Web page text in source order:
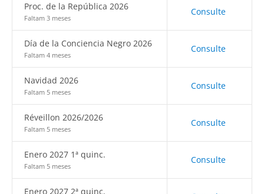
Proc. de la República 2026
Faltam 3 meses
Consulte
Día de la Conciencia Negro 2026
Faltam 4 meses
Consulte
Navidad 2026
Faltam 5 meses
Consulte
Réveillon 2026/2026
Faltam 5 meses
Consulte
Enero 2027 1ª quinc.
Faltam 5 meses
Consulte
Enero 2027 2ª quinc.